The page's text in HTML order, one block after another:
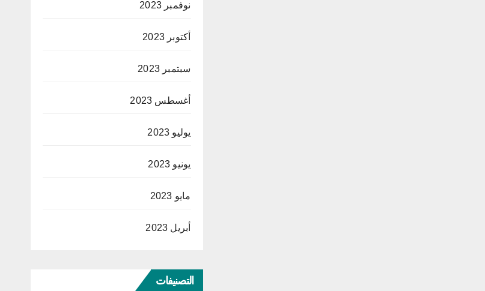
نوفمبر 2023
أكتوبر 2023
سبتمبر 2023
أغسطس 2023
يوليو 2023
يونيو 2023
مايو 2023
أبريل 2023
التصنيفات